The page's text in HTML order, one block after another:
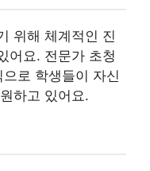
위해 체계적인 진
어요. 전문가 초청
로 학생들이 자신
하고 있어요.